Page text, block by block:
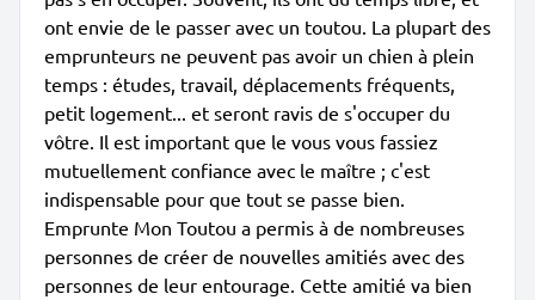
ont envie de le passer avec un toutou. La plupart des
emprunteurs ne peuvent pas avoir un chien à plein
temps : études, travail, déplacements fréquents,
petit logement... et seront ravis de s'occuper du
vôtre. Il est important que le vous vous fassiez
mutuellement confiance avec le maître ; c'est
indispensable pour que tout se passe bien.
Emprunte Mon Toutou a permis à de nombreuses
personnes de créer de nouvelles amitiés avec des
personnes de leur entourage. Cette amitié va bien